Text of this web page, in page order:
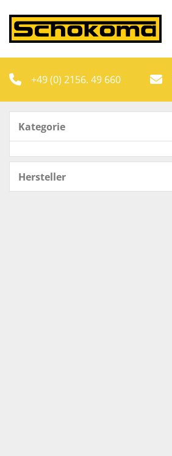
+49 (0) 2156. 49 660
Kategorie
Hersteller